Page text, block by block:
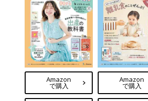
Amazon
で購入
Amazon
で購入